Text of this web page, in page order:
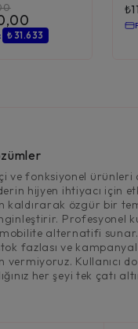
₺ 31.633
₺
ve fonksiyonel
hijyen ihtiyacı
özgür bir
Profesyonel
alternatifi sunar.
fazlası ve
Kullanıcı
her şeyi tek çatı